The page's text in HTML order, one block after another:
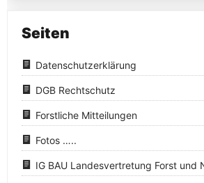
Seiten
Datenschutzerklärung
DGB Rechtschutz
Forstliche Mitteilungen
Fotos …..
IG BAU Landesvertretung Forst und